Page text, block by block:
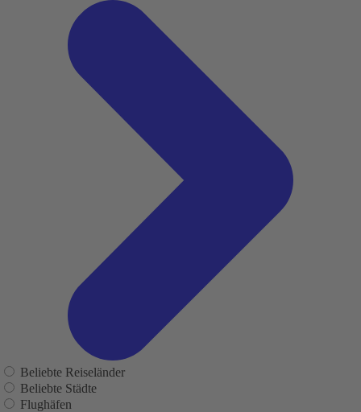
Beliebte Reiseländer
Beliebte Städte
Flughäfen